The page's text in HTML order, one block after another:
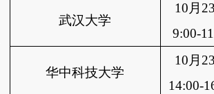
武汉大学
10月
9:00-
华中科技大学
10月
14:00-